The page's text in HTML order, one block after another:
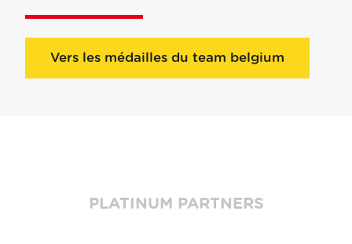
Vers les médailles du team belgium
PLATINUM PARTNERS